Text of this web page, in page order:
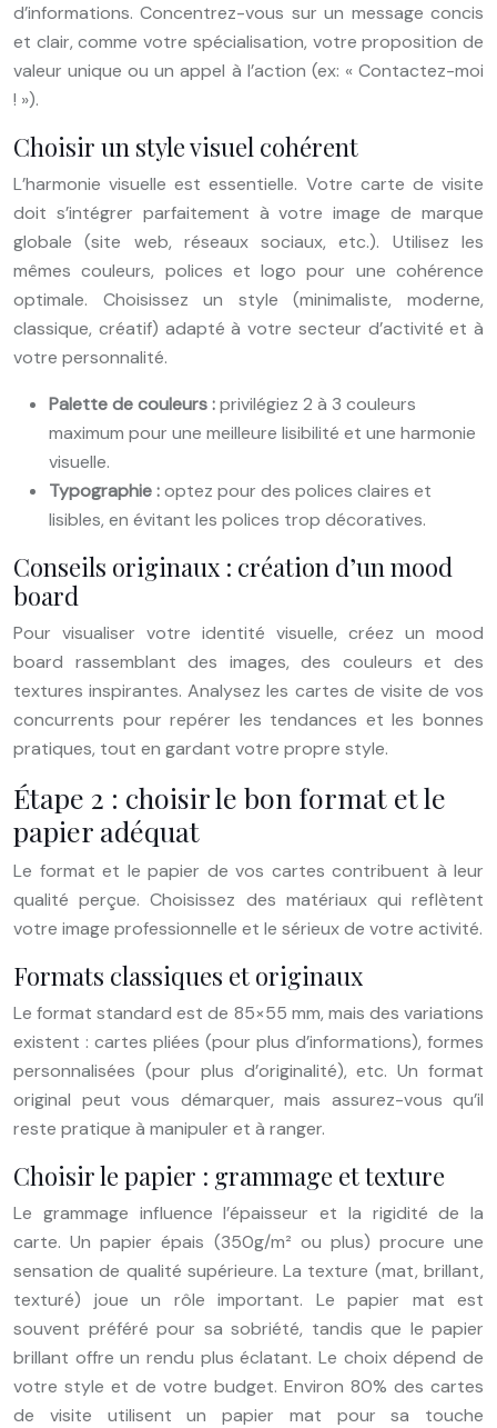
d’informations. Concentrez-vous sur un message concis
et clair, comme votre spécialisation, votre proposition de
valeur unique ou un appel à l’action (ex: « Contactez-moi
! »).
Choisir un style visuel cohérent
L’harmonie visuelle est essentielle. Votre carte de visite
doit s’intégrer parfaitement à votre image de marque
globale (site web, réseaux sociaux, etc.). Utilisez les
mêmes couleurs, polices et logo pour une cohérence
optimale. Choisissez un style (minimaliste, moderne,
classique, créatif) adapté à votre secteur d’activité et à
votre personnalité.
Palette de couleurs :privilégiez 2 à 3 couleurs
maximum pour une meilleure lisibilité et une harmonie
visuelle.
Typographie :optez pour des polices claires et
lisibles, en évitant les polices trop décoratives.
Conseils originaux : création d’un mood
board
Pour visualiser votre identité visuelle, créez un mood
board rassemblant des images, des couleurs et des
textures inspirantes. Analysez les cartes de visite de vos
concurrents pour repérer les tendances et les bonnes
pratiques, tout en gardant votre propre style.
Étape 2 : choisir le bon format et le
papier adéquat
Le format et le papier de vos cartes contribuent à leur
qualité perçue. Choisissez des matériaux qui reflètent
votre image professionnelle et le sérieux de votre activité.
Formats classiques et originaux
Le format standard est de 85×55 mm, mais des variations
existent : cartes pliées (pour plus d’informations), formes
personnalisées (pour plus d’originalité), etc. Un format
original peut vous démarquer, mais assurez-vous qu’il
reste pratique à manipuler et à ranger.
Choisir le papier : grammage et texture
Le grammage influence l’épaisseur et la rigidité de la
carte. Un papier épais (350g/m² ou plus) procure une
sensation de qualité supérieure. La texture (mat, brillant,
texturé) joue un rôle important. Le papier mat est
souvent préféré pour sa sobriété, tandis que le papier
brillant offre un rendu plus éclatant. Le choix dépend de
votre style et de votre budget. Environ 80% des cartes
de visite utilisent un papier mat pour sa touche